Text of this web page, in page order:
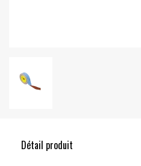
Détail produit